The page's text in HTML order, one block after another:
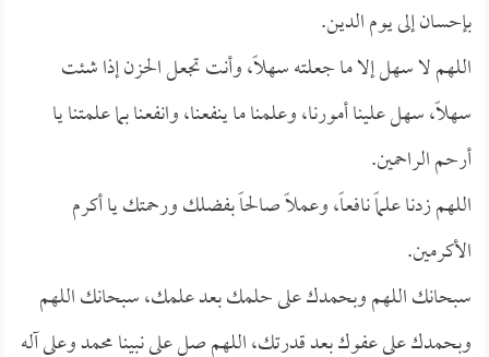
بإحسان إلى يوم الدين.
اللهم لا سهل إلا ما جعلته سهلاً، وأنت تجعل الحزن إذا شئت
سهلاً، سهل علينا أمورنا، وعلمنا ما ينفعنا، وانفعنا بما علمتنا يا
أرحم الراحمين.
اللهم زدنا علماً نافعاً، وعملاً صالحاً بفضلك ورحمتك يا أكرم
الأكرمين.
سبحانك اللهم وبحمدك على حلمك بعد علمك، سبحانك اللهم
وبحمدك على عفوك بعد قدرتك، اللهم صل على نبينا محمد وعلى آله